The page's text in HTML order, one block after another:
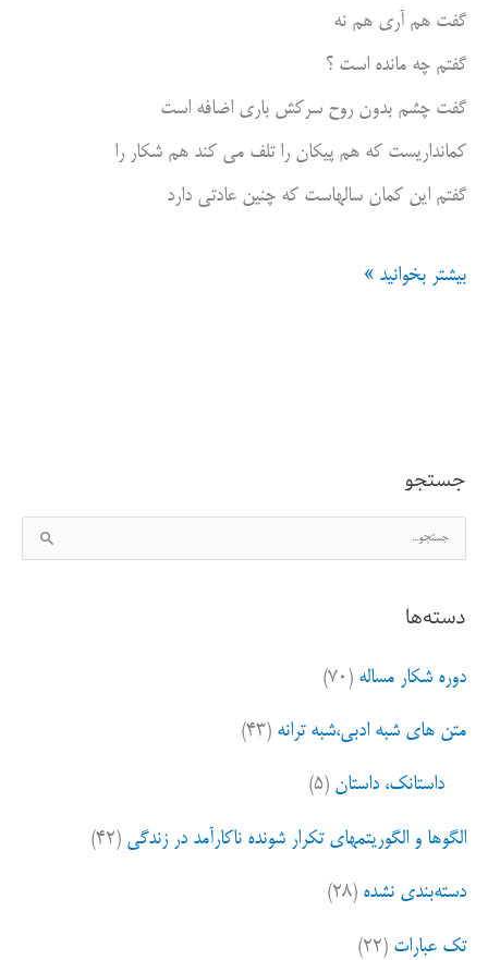
گفت هم آری هم نه
گفتم چه مانده است ؟
گفت چشم بدون روح سرکش باری اضافه است
کمانداریست که هم پیکان را تلف می کند هم شکار را
گفتم این کمان سالهاست که چنین عادتی دارد
شرط
بیشتر بخوانید »
جستجو
س
ج
ب
ا
دسته‌ها
دوره شکار مساله (۷۰)
متن های شبه ادبی،شبه ترانه (۴۳)
داستانک، داستان (۵)
الگوها و الگوریتمهای تکرار شونده ناکارآمد در زندگی (۴۲)
دسته‌بندی نشده (۲۸)
تک عبارات (۲۲)